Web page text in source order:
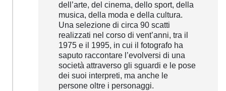
dell’arte, del cinema, dello sport, della
musica, della moda e della cultura.
Una selezione di circa 90 scatti
realizzati nel corso di vent’anni, tra il
1975 e il 1995, in cui il fotografo ha
saputo raccontare l’evolversi di una
società attraverso gli sguardi e le pose
dei suoi interpreti, ma anche le
persone oltre i personaggi.